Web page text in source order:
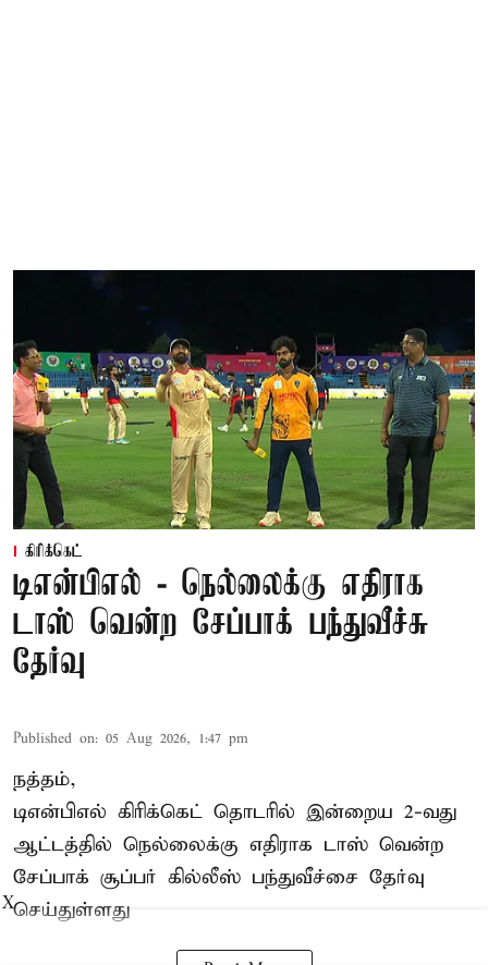
கிரிக்கெட்
டிஎன்பிஎல் - நெல்லைக்கு எதிராக
டாஸ் வென்ற சேப்பாக் பந்துவீச்சு
தேர்வு
Published on: 05 Aug 2026, 1:47 pm
நத்தம்,
டிஎன்பிஎல் கிரிக்கெட் தொடரில் இன்றைய 2-வது
ஆட்டத்தில் நெல்லைக்கு எதிராக டாஸ் வென்ற
சேப்பாக் சூப்பர் கில்லீஸ் பந்துவீச்சை தேர்வு
செய்துள்ளது
X